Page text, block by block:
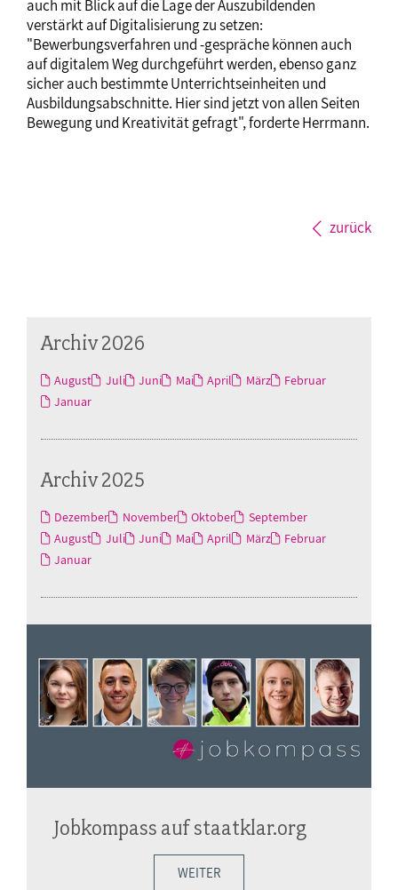
auch mit Blick auf die Lage der Auszubildenden
verstärkt auf Digitalisierung zu setzen:
"Bewerbungsverfahren und -gespräche können auch
auf digitalem Weg durchgeführt werden, ebenso ganz
sicher auch bestimmte Unterrichtseinheiten und
Ausbildungsabschnitte. Hier sind jetzt von allen Seiten
Bewegung und Kreativität gefragt", forderte Herrmann.
zurück
Archiv 2026
August Juli Juni Mai April März
Februar
Januar
Archiv 2025
Dezember November Oktober
September
August
Juli Juni Mai April März
Februar
Januar
Jobkompass auf staatklar.org
WEITER